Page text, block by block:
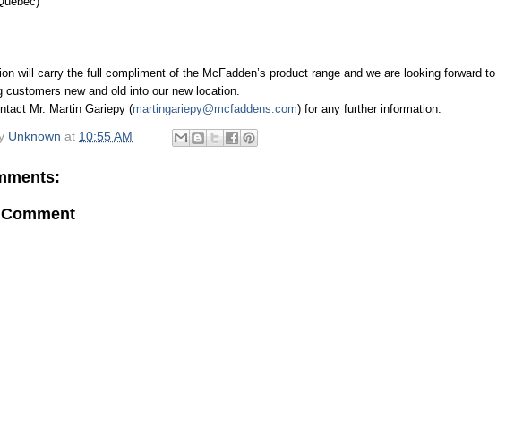
will carry the full compliment of the McFadden’s product range and we are looking forward to
customers new and old into our new location.
Mr. Martin Gariepy (martingariepy@mcfaddens.com) for any further information.
Unknown at 10:55 AM